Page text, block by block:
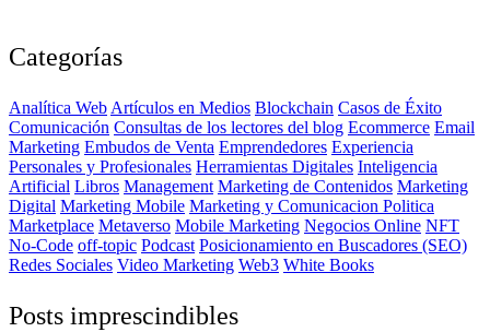
Categorías
Analítica Web Artículos en Medios Blockchain Casos de Éxito
Comunicación Consultas de los lectores del blog Ecommerce Email
Marketing Embudos de Venta Emprendedores Experiencia
Personales y Profesionales Herramientas Digitales Inteligencia
Artificial Libros Management Marketing de Contenidos Marketing
Digital Marketing Mobile Marketing y Comunicacion Politica
Marketplace Metaverso Mobile Marketing Negocios Online NFT
No-Code off-topic Podcast Posicionamiento en Buscadores (SEO)
Redes Sociales Video Marketing Web3 White Books
Posts imprescindibles